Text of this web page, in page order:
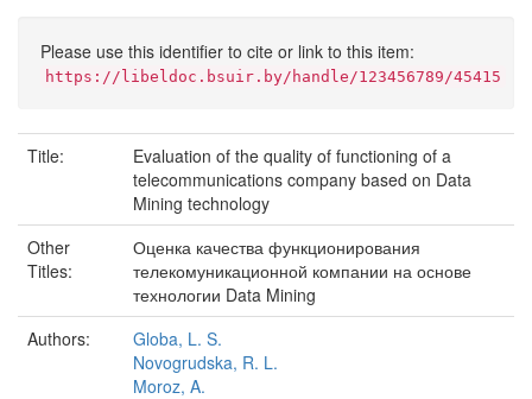
Please use this identifier to cite or link to this item:
https://libeldoc.bsuir.by/handle/123456789/45415
Title:
Evaluation of the quality of functioning of a
telecommunications company based on Data
Mining technology
Other
Titles:
Оценка качества функционирования
телекомуникационной компании на основе
технологии Data Mining
Authors:
Globa, L. S.
Novogrudska, R. L.
Moroz, A.